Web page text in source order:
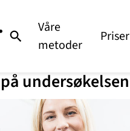
Våre
metoder
Priser
undersøkelsen